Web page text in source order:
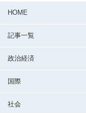
HOME
記事一覧
政治経済
国際
社会